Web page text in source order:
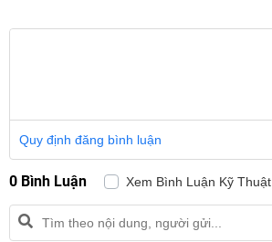
Quy định đăng bình luận
0 Bình Luận Xem Bình Luận Kỹ Thuật